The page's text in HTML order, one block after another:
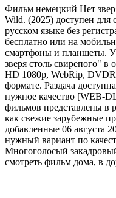
Фильм немецкий Нет
Wild. (2025) доступен для
русском языке без
бесплатно или на
смартфоны и планшеты.
зверя столь свирепого" в
HD 1080p, WebRip,
формате. Раздача
нужное качество [WEB-
фильмов представлены в
как свежие зарубежные
добавленные 06 августа
нужный вариант по
Многоголосый
смотреть фильм дома, в